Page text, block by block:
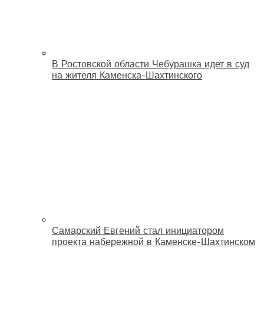
В Ростовской области Чебурашка идет в суд
на жителя Каменска-Шахтинского
Самарский Евгений стал инициатором
проекта набережной в Каменске-Шахтинском